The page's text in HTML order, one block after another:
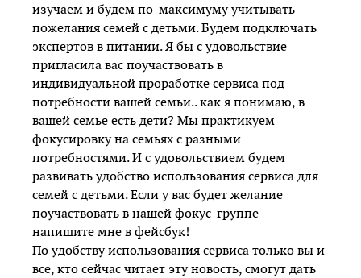
изучаем и будем по-максимуму учитывать
пожелания семей с детьми. Будем подключать
экспертов в питании. Я бы с удовольствие
пригласила вас поучаствовать в
индивидуальной проработке сервиса под
потребности вашей семьи.. как я понимаю, в
вашей семье есть дети? Мы практикуем
фокусировку на семьях с разными
потребностями. И с удовольствием будем
развивать удобство использования сервиса для
семей с детьми. Если у вас будет желание
поучаствовать в нашей фокус-группе -
напишите мне в фейсбук!
По удобству использования сервиса только вы и
все, кто сейчас читает эту новость, смогут дать